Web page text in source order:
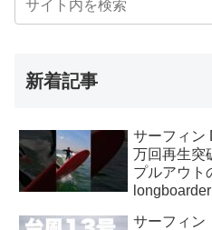
新着記事
サーフィン
万回再生突
プルアウ
サーフィン